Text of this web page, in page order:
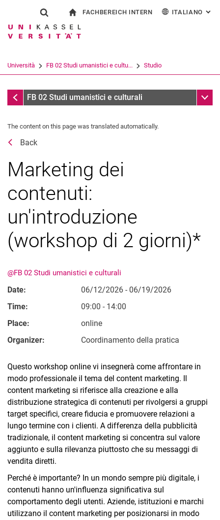
Jump directly to: content
Jump directly to: search
Jump directly to: main
Show search form
Search term
Search (opens an external link in a
FACHBEREICH INTERN ITALIANO :
Università FB 02 Studi umanistici e cultu... Studio
Coordinamento della pratica
FB 02 Studi umanistici e culturali Sub
Inizio del programma di studio
All'università
Fine del programma di studio
Ordinati per argomento
The content on this page was translated automatically.
Back
Marketing dei
contenuti:
un'introduzione
(workshop di 2 giorni)*
@FB 02 Studi umanistici e culturali
Date:
06/12/2026 - 06/19/2026
Time:
09:00 - 14:00
Place:
online
Organizer:
Coordinamento della pratica
Questo workshop online vi insegnerà come affrontare in
modo professionale il tema del content marketing. Il
content marketing si riferisce alla creazione e alla
distribuzione strategica di contenuti per rivolgersi a gruppi
target specifici, creare fiducia e promuovere relazioni a
lungo termine con i clienti. A differenza della pubblicità
tradizionale, il content marketing si concentra sul valore
aggiunto e sulla rilevanza piuttosto che su messaggi di
vendita diretti.
Perché è importante? In un mondo sempre più digitale, i
contenuti hanno un'influenza significativa sul
comportamento degli utenti. Aziende, istituzioni e marchi
utilizzano il content marketing per posizionarsi in modo